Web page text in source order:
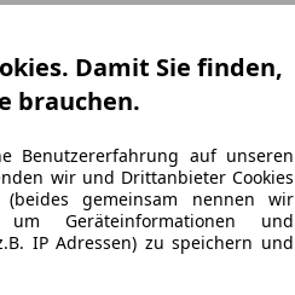
Damit Sie finden,
brauchen.
Benutzererfahrung auf unseren
wir und Drittanbieter Cookies
gemeinsam nennen wir
um Geräteinformationen und
IP Adressen) zu speichern und